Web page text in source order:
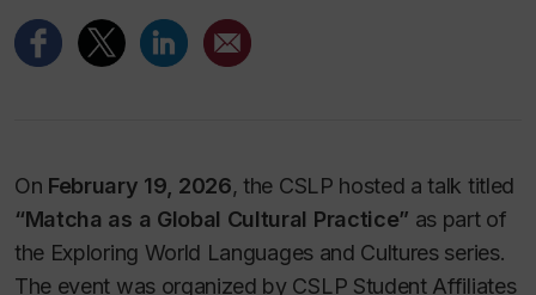
On February 19, 2026, the CSLP hosted a talk titled
“Matcha as a Global Cultural Practice” as part of
the Exploring World Languages and Culturesseries.
The event was organized by CSLP Student Affiliates